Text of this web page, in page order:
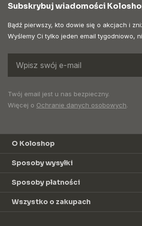
Subskrybuj wiadomości
Bądź pierwszy, kto dowie się o akcjach i
Wyślemy Ci tylko jeden email tygodniowo,
Twój email jest u nas bezpieczny.
Więcej o Ochranie danych osobowych.
O Koloshop
Sposoby wysyłki
Sposoby płatności
Wszystko o zakupach